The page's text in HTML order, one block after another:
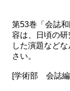
第53巻「会誌
容は、日頃の
した演題など
さい。
[学術部 会誌編